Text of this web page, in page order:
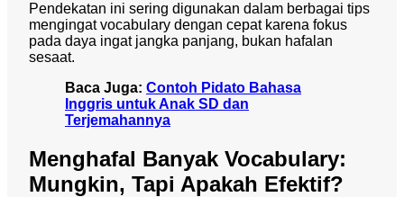
Pendekatan ini sering digunakan dalam berbagai tips
mengingat vocabulary dengan cepat karena fokus
pada daya ingat jangka panjang, bukan hafalan
sesaat.
Baca Juga: Contoh Pidato Bahasa
Inggris untuk Anak SD dan
Terjemahannya
Menghafal Banyak Vocabulary:
Mungkin, Tapi Apakah Efektif?